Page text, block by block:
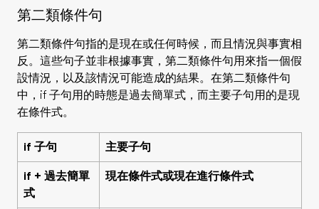
第二類條件句
第二類條件句指的是現在或任何時候 ，而且情況與事實相
反 。這些句子並非根據事實，第二類條件句用來指一個假
設情況，以及該情況可能造成的結果。在第二類條件句
中，if 子句用的時態是過去簡單式，而主要子句用的是現
在條件式。
if 子句 主要子句
if + 過去簡單
式
現在條件式或現在進行條件式